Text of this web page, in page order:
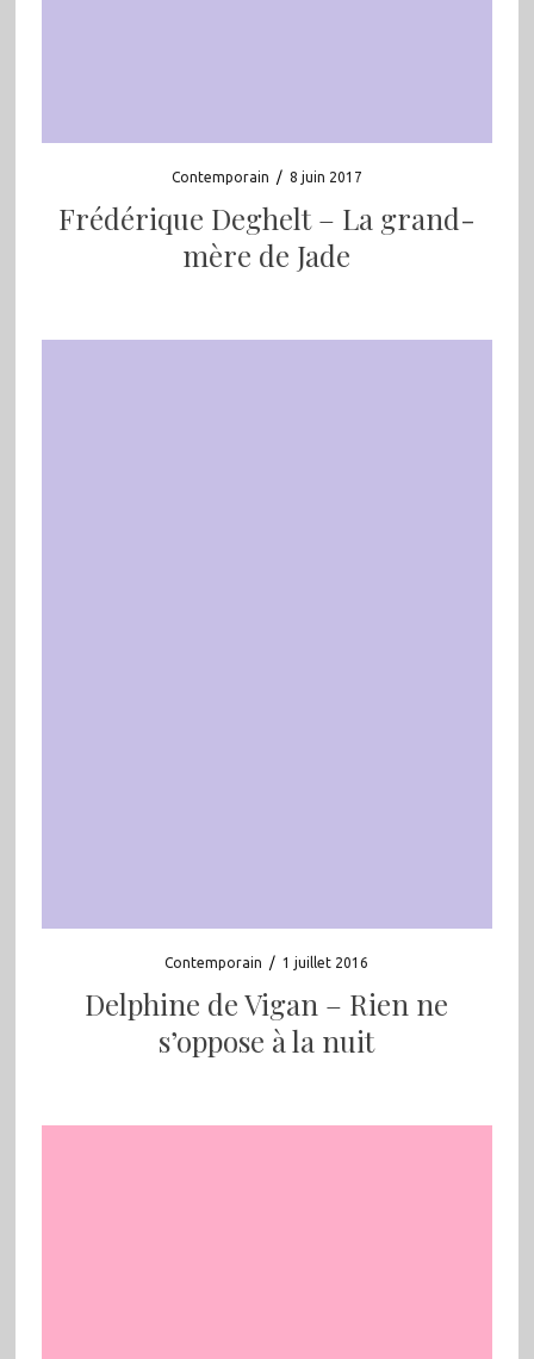
Contemporain / 8 juin 2017
Frédérique Deghelt – La grand-
mère de Jade
Contemporain / 1 juillet 2016
Delphine de Vigan – Rien ne
s’oppose à la nuit